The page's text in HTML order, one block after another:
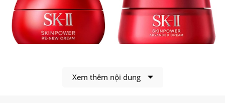
Kem SK-II Skin Power Re-New Cream mẫu mới với
Xem thêm nội dung